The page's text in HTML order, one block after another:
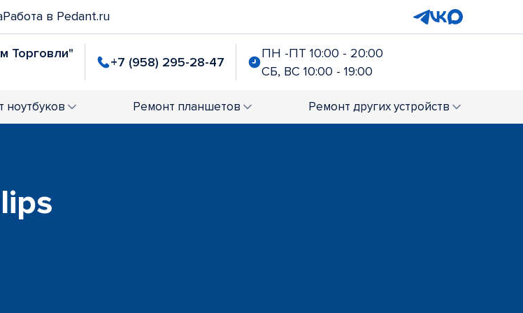
Работа в Pedant.ru
Торговли"
+7 (958) 295-28-47
ПН -ПТ 10:00 - 20:00
СБ, ВС 10:00 - 19:00
ноутбуков Ремонт планшетов Ремонт других устройств